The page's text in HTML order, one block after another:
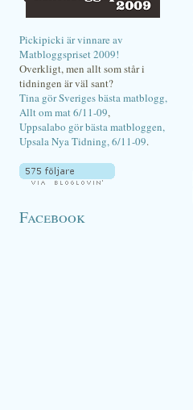
Pickipicki är vinnare av
Matbloggspriset 2009!
Overkligt, men allt som står i
tidningen är väl sant?
Tina gör Sveriges bästa matblogg,
Allt om mat 6/11-09,
Uppsalabo gör bästa matbloggen,
Upsala Nya Tidning, 6/11-09.
Facebook